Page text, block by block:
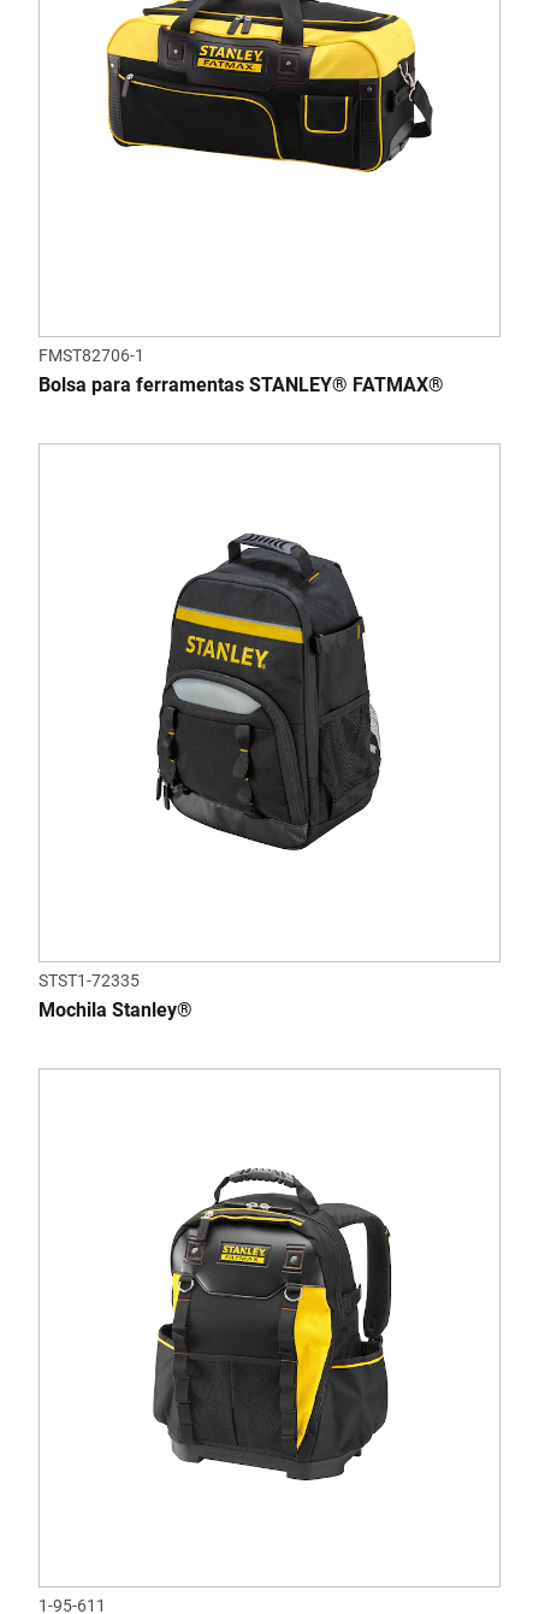
FMST82706-1
Bolsa para ferramentas STANLEY® FATMAX®
STST1-72335
Mochila Stanley®
1-95-611